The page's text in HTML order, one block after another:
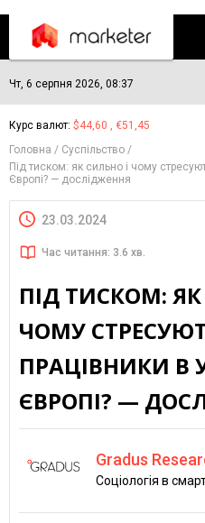
Чт, 6 серпня 2026, 08:37
Курс валют: $44,60 , €51,45
Головна
Суспільство
Під тиском: як сильно і чому
Європі? — дослідження
23.03.2024
Час читання: 3.6 хв.
ПІД ТИСКОМ:
ЧОМУ
ПРАЦІВНИКИ В
ЄВРОПІ? —
Gradus
Соціологія в